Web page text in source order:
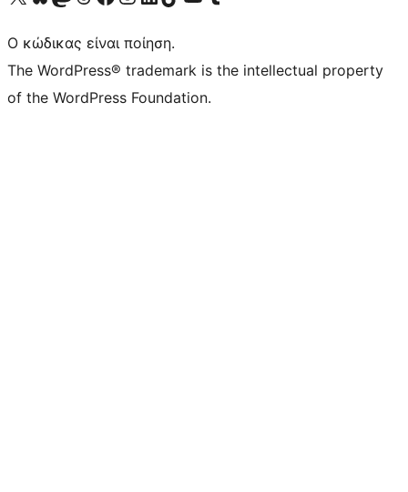
Ο κώδικας είναι ποίηση.
The WordPress® trademark is the intellectual property
of the WordPress Foundation.